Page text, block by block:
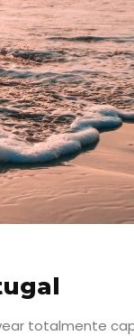
totalmente